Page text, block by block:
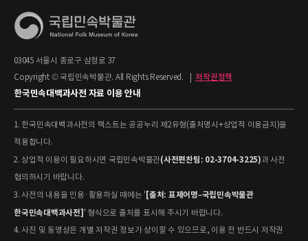
03045 서울시 종로구 삼청로 37
Copyright © 국립민속박물관. All Rights Reserved.
저작권정책
한국민속대백과사전 자료 이용 안내
1. 한국민속대백과사전의 텍스트는 공공누리 제2유형(출처명시+상업적 이용금지)을
적용합니다.
2. 상업적 이용이 필요하시면 국립민속박물관(사전편찬팀: 02-3704-3225)과 사전
협의하시기 바랍니다.
3. 사전의 내용을 인용·활용하실 때에는 ' [출처: 표제어명–국립민속박물관
한국민속대백과사전] ' 형식으로 출처를 표시해 주시기 바랍니다.
4. 사진 및 동영상은 개별 저작권 정보가 상이할 수 있으므로, 이용 전 반드시 저작권